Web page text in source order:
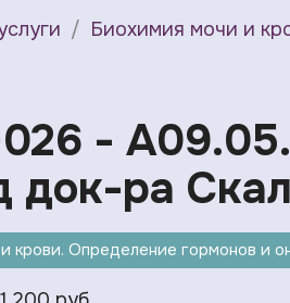
Биохимия мочи и
-
док-ра
крови. Определение гормонов и